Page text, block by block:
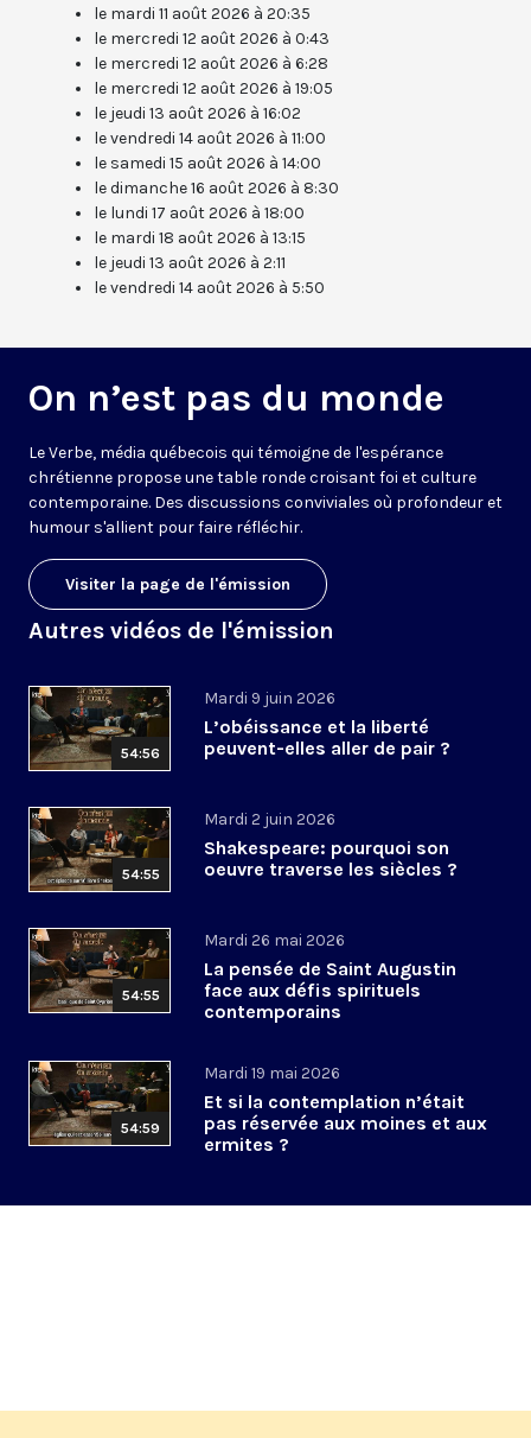
le mardi 11 août 2026 à 20:35
le mercredi 12 août 2026 à 0:43
le mercredi 12 août 2026 à 6:28
le mercredi 12 août 2026 à 19:05
le jeudi 13 août 2026 à 16:02
le vendredi 14 août 2026 à 11:00
le samedi 15 août 2026 à 14:00
le dimanche 16 août 2026 à 8:30
le lundi 17 août 2026 à 18:00
le mardi 18 août 2026 à 13:15
le jeudi 13 août 2026 à 2:11
le vendredi 14 août 2026 à 5:50
On n’est pas du monde
Le Verbe, média québecois qui témoigne de l'espérance
chrétienne propose une table ronde croisant foi et culture
contemporaine. Des discussions conviviales où profondeur et
humour s'allient pour faire réfléchir.
Visiter la page de l'émission
Autres vidéos de l'émission
54:56
Mardi 9 juin 2026
L’obéissance et la liberté
peuvent-elles aller de pair ?
54:55
Mardi 2 juin 2026
Shakespeare: pourquoi son
oeuvre traverse les siècles ?
54:55
Mardi 26 mai 2026
La pensée de Saint Augustin
face aux défis spirituels
contemporains
54:59
Mardi 19 mai 2026
Et si la contemplation n’était
pas réservée aux moines et aux
ermites ?